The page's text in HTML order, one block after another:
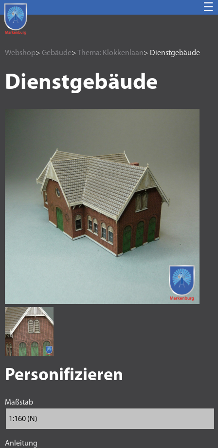
☰
Webshop> Gebäude> Thema: Klokkenlaan> Dienstgebäude
Dienstgebäude
Personifizieren
Maßstab
Anleitung